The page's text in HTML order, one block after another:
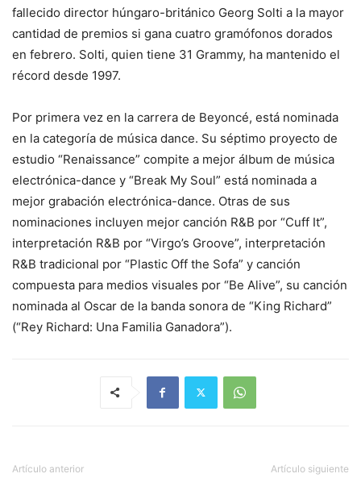
fallecido director húngaro-británico Georg Solti a la mayor
cantidad de premios si gana cuatro gramófonos dorados
en febrero. Solti, quien tiene 31 Grammy, ha mantenido el
récord desde 1997.
Por primera vez en la carrera de Beyoncé, está nominada
en la categoría de música dance. Su séptimo proyecto de
estudio “Renaissance” compite a mejor álbum de música
electrónica-dance y “Break My Soul” está nominada a
mejor grabación electrónica-dance. Otras de sus
nominaciones incluyen mejor canción R&B por “Cuff It”,
interpretación R&B por “Virgo’s Groove”, interpretación
R&B tradicional por “Plastic Off the Sofa” y canción
compuesta para medios visuales por “Be Alive”, su canción
nominada al Oscar de la banda sonora de “King Richard”
(“Rey Richard: Una Familia Ganadora”).
Artículo anterior Artículo siguiente